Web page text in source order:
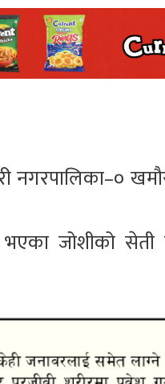
नगरपालिका–०
जोशीको सेती